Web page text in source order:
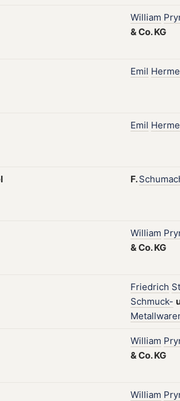
William
&Co.KG
Emil
Emil
F.
William
&Co.KG
Friedrich
Schmuck-
William
&Co.KG
William